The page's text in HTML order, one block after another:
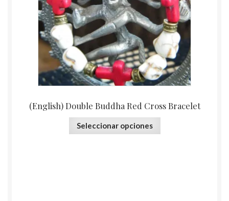
(English) Double Buddha Red Cross Bracelet
Seleccionar opciones